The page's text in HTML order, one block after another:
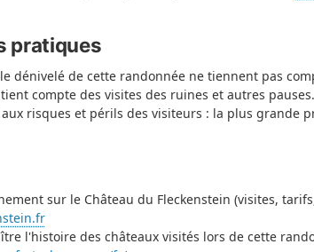
pratiques
dénivelé de cette randonnée ne tiennent pas
compte des visites des ruines et autres pauses.
risques et périls des visiteurs : la plus grande
sur le Château du Fleckenstein (visites,
l'histoire des châteaux visités lors de cette